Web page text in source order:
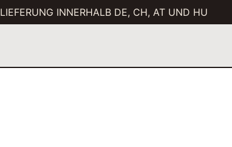
LIEFERUNG INNERHALB DE, CH, AT UND HU